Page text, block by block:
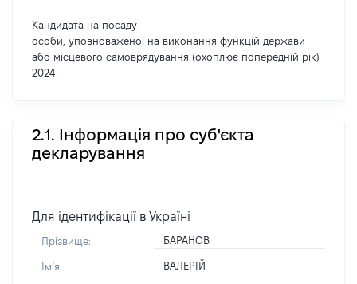
Кандидата на посаду
особи, уповноваженої на виконання функцій держави
або місцевого самоврядування (охоплює попередній рік)
2024
2.1. Інформація про суб'єкта
декларування
Для ідентифікації в Україні
Прізвище: БАРАНОВ
Імʼя: ВАЛЕРІЙ